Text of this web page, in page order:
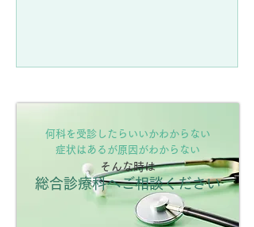
何科を受診したらいいかわからない
症状はあるが原因がわからない
そんな時は
総合診療科へご相談ください